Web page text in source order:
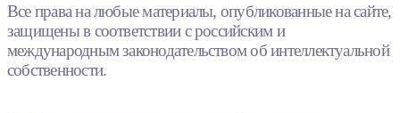
Все права на любые материалы, опубликованные на сайте,
защищены в соответствии с российским и
международным законодательством об интеллектуальной
собственности.